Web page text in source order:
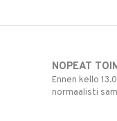
NOPEAT
Ennen kello
normaalisti